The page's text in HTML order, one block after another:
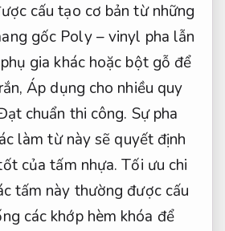
cấu tạo cơ bản từ những
gốc Poly – vinyl pha lẫn
gia khác hoặc bột gỗ để
Áp dụng cho nhiều quy
chuẩn thi công. Sự pha
làm từ này sẽ quyết định
của tấm nhựa.Tối ưu chi
tấm này thường được cấu
các khớp hèm khóa để